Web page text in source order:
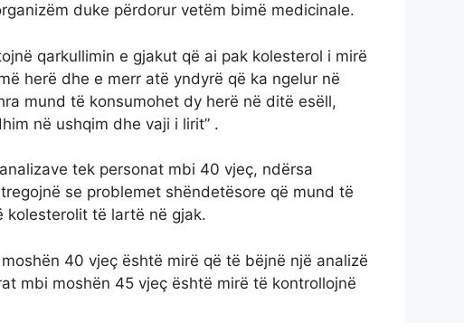
duke përdorur vetëm bimë medicinale.
qarkullimin e gjakut që ai pak kolesterol i mirë
herë dhe e merr atë yndyrë që ka ngelur në
mund të konsumohet dy herë në ditë esëll,
në ushqim dhe vaji i lirit” .
tek personat mbi 40 vjeç, ndërsa
se problemet shëndetësore që mund të
kolesterolit të lartë në gjak.
40 vjeç është mirë që të bëjnë një analizë
mbi moshën 45 vjeç është mirë të kontrollojnë